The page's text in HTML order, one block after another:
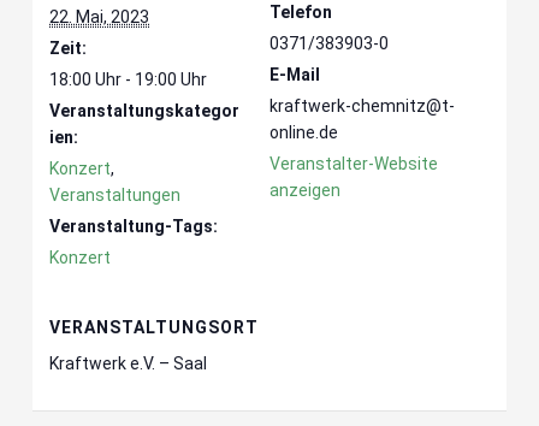
22. Mai, 2023
Zeit:
18:00 Uhr - 19:00 Uhr
Veranstaltungskategor
ien:
Konzert,
Veranstaltungen
Veranstaltung-Tags:
Konzert
Telefon
0371/383903-0
E-Mail
kraftwerk-chemnitz@t-
online.de
Veranstalter-Website
anzeigen
VERANSTALTUNGSORT
Kraftwerk e.V. – Saal